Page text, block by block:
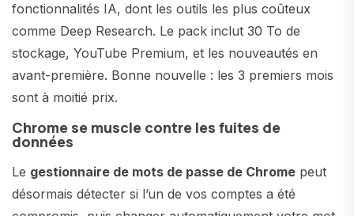
fonctionnalités IA, dont les outils les plus coûteux
comme Deep Research. Le pack inclut 30 To de
stockage, YouTube Premium, et les nouveautés en
avant-première. Bonne nouvelle : les 3 premiers mois
sont à moitié prix.
Chrome se muscle contre les fuites de
données
Le gestionnaire de mots de passe de Chrome peut
désormais détecter si l’un de vos comptes a été